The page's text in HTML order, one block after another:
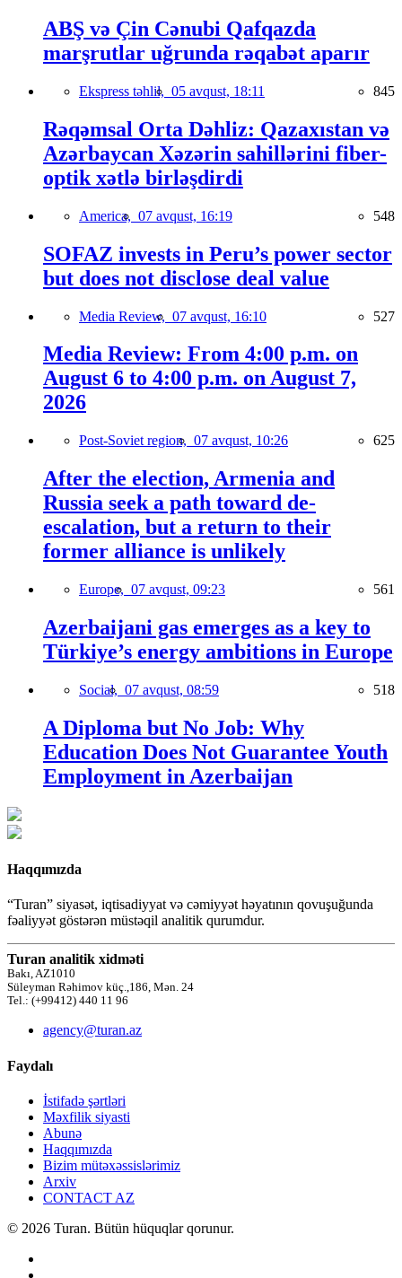
ABŞ və Çin Cənubi Qafqazda
marşrutlar uğrunda rəqabət aparır
Ekspress təhlil, 05 avqust, 18:11 845
Rəqəmsal Orta Dəhliz: Qazaxıstan və
Azərbaycan Xəzərin sahillərini fiber-
optik xətlə birləşdirdi
America, 07 avqust, 16:19 548
SOFAZ invests in Peru’s power sector
but does not disclose deal value
Media Review, 07 avqust, 16:10 527
Media Review: From 4:00 p.m. on
August 6 to 4:00 p.m. on August 7,
2026
Post-Soviet region, 07 avqust, 10:26 625
After the election, Armenia and
Russia seek a path toward de-
escalation, but a return to their
former alliance is unlikely
Europe, 07 avqust, 09:23 561
Azerbaijani gas emerges as a key to
Türkiye’s energy ambitions in Europe
Social, 07 avqust, 08:59 518
A Diploma but No Job: Why
Education Does Not Guarantee Youth
Employment in Azerbaijan
Haqqımızda
“Turan” siyasət, iqtisadiyyat və cəmiyyət həyatının qovuşuğunda
fəaliyyət göstərən müstəqil analitik qurumdur.
Turan analitik xidməti
Bakı, AZ1010
Süleyman Rəhimov küç.,186, Mən. 24
Tel.: (+99412) 440 11 96
agency@turan.az
Faydalı
İstifadə şərtləri
Məxfilik siyasti
Abunə
Haqqımızda
Bizim mütəxəssislərimiz
Arxiv
CONTACT AZ
© 2026 Turan. Bütün hüquqlar qorunur.